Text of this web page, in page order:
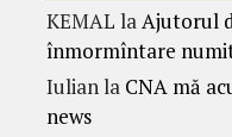
KEMAL laAjutorul
înmormîntare
Iulianla CNA mă
news